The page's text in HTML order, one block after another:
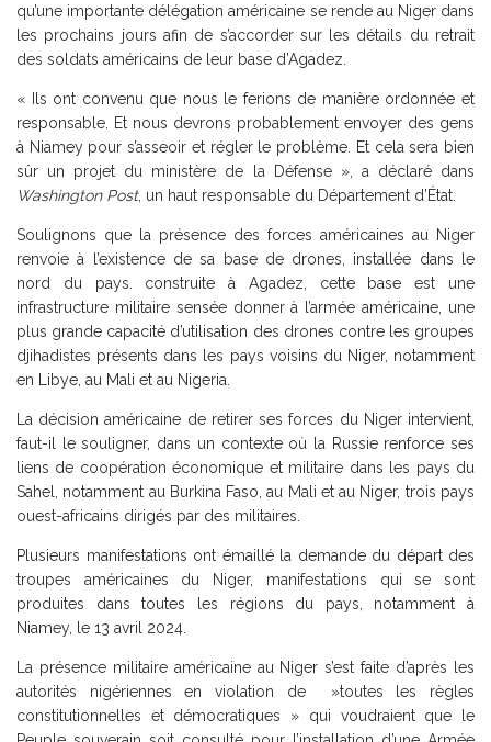
qu’une importante délégation américaine se rende au Niger dans
les prochains jours afin de s’accorder sur les détails du retrait
des soldats américains de leur base d’Agadez.
« Ils ont convenu que nous le ferions de manière ordonnée et
responsable. Et nous devrons probablement envoyer des gens
à Niamey pour s’asseoir et régler le problème. Et cela sera bien
sûr un projet du ministère de la Défense », a déclaré dans
Washington Post, un haut responsable du Département d’État.
Soulignons que la présence des forces américaines au Niger
renvoie à l’existence de sa base de drones, installée dans le
nord du pays. construite à Agadez, cette base est une
infrastructure militaire sensée donner à l’armée américaine, une
plus grande capacité d’utilisation des drones contre les groupes
djihadistes présents dans les pays voisins du Niger, notamment
en Libye, au Mali et au Nigeria.
La décision américaine de retirer ses forces du Niger intervient,
faut-il le souligner, dans un contexte où la Russie renforce ses
liens de coopération économique et militaire dans les pays du
Sahel, notamment au Burkina Faso, au Mali et au Niger, trois pays
ouest-africains dirigés par des militaires.
Plusieurs manifestations ont émaillé la demande du départ des
troupes américaines du Niger, manifestations qui se sont
produites dans toutes les régions du pays, notamment à
Niamey, le 13 avril 2024.
La présence militaire américaine au Niger s’est faite d’après les
autorités nigériennes en violation de »toutes les règles
constitutionnelles et démocratiques » qui voudraient que le